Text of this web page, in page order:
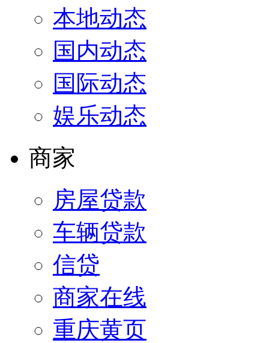
本地动态
国内动态
国际动态
娱乐动态
商家
房屋贷款
车辆贷款
信贷
商家在线
重庆黄页